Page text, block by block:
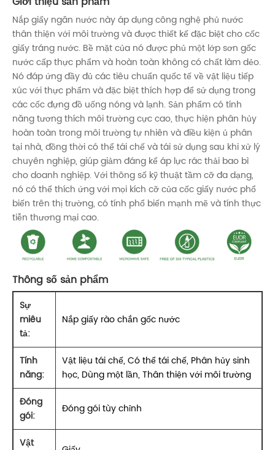
Nắp giấy ngăn nước này áp dụng công nghệ phủ nước
thân thiện với môi trường và được thiết kế đặc biệt cho cốc
giấy tráng nước. Bề mặt của nó được phủ một lớp sơn gốc
nước cấp thực phẩm và hoàn toàn không có chất làm dẻo.
Nó đáp ứng đầy đủ các tiêu chuẩn quốc tế về vật liệu tiếp
xúc với thực phẩm và đặc biệt thích hợp để sử dụng trong
các cốc đựng đồ uống nóng và lạnh. Sản phẩm có tính
năng tương thích môi trường cực cao, thực hiện phân hủy
hoàn toàn trong môi trường tự nhiên và điều kiện ủ phân
tại nhà, đồng thời có thể tái chế và tái sử dụng sau khi xử lý
chuyên nghiệp, giúp giảm đáng kể áp lực rác thải bao bì
cho doanh nghiệp. Với thông số kỹ thuật tầm cỡ đa dạng,
nó có thể thích ứng với mọi kích cỡ của cốc giấy nước phổ
biến trên thị trường, có tính phổ biến mạnh mẽ và tính thực
tiễn thương mại cao.
Thông số sản phẩm
Sự
miêu
tả:
Nắp giấy rào chắn gốc nước
Tính
năng:
Vật liệu tái chế, Có thể tái chế, Phân hủy sinh
học, Dùng một lần, Thân thiện với môi trường
Đóng
gói:
Đóng gói tùy chỉnh
Vật